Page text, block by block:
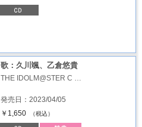
歌：久川颯、乙倉悠貴
THE IDOLM@STER C …
発売日：2023/04/05
￥1,650
（税込）